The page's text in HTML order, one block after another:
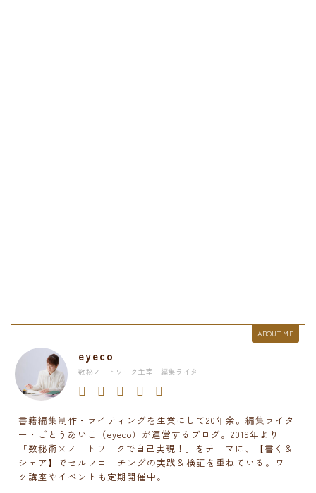
ABOUT ME
eyeco
数秘ノートワーク主宰 | 編集ライター
書籍編集制作・ライティングを生業にして20年余。編集ライタ
ー・ごとうあいこ（eyeco）が運営するブログ。2019年より
「数秘術×ノートワークで自己実現！」をテーマに、【書く＆
シェア】でセルフコーチングの実践＆検証を重ねている。ワー
ク講座やイベントも定期開催中。